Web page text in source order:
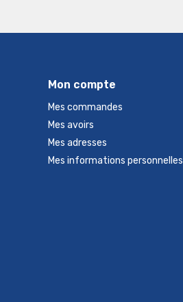
Mon compte
Mes commandes
Mes avoirs
Mes adresses
Mes informations personnelles